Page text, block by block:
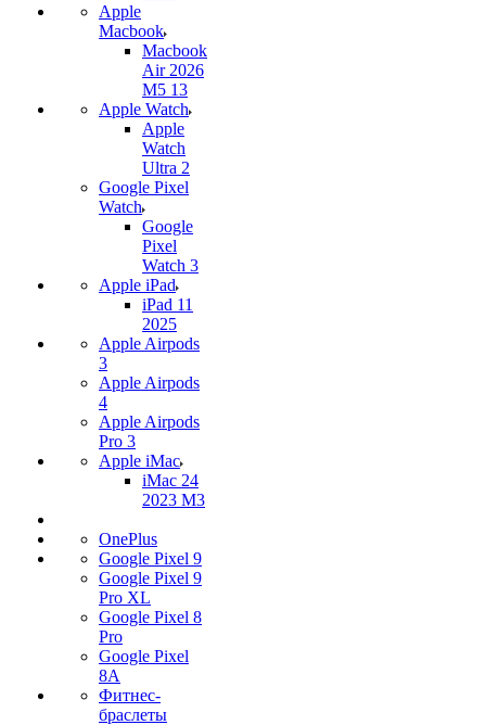
Apple
Macbook
Macbook
Air 2026
M5 13
Apple Watch
Apple
Watch
Ultra 2
Google Pixel
Watch
Google
Pixel
Watch 3
Apple iPad
iPad 11
2025
Apple Airpods
3
Apple Airpods
4
Apple Airpods
Pro 3
Apple iMac
iMac 24
2023 M3
OnePlus
Google Pixel 9
Google Pixel 9
Pro XL
Google Pixel 8
Pro
Google Pixel
8A
Фитнес-
браслеты